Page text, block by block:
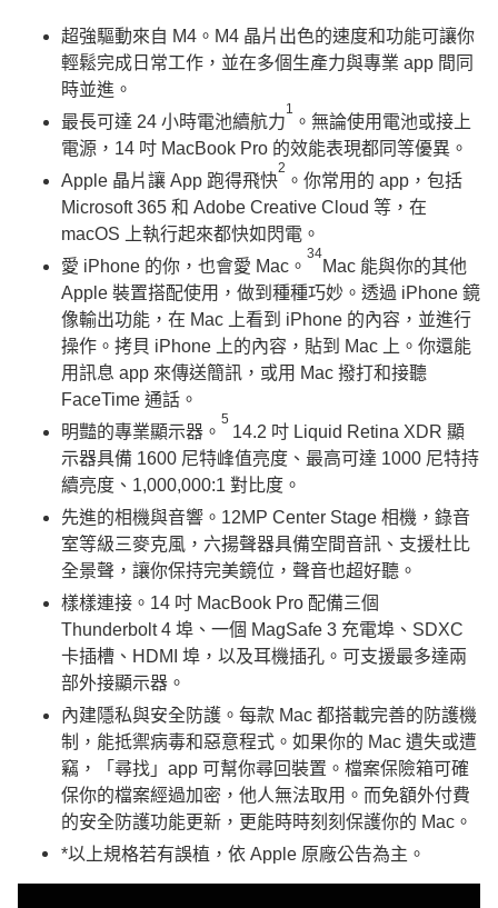
超強驅動來自 M4。M4 晶片出色的速度和功能可讓你
輕鬆完成日常工作，並在多個生產力與專業 app 間同
時並進。
最長可達 24 小時電池續航力
1
。無論使用電池或接上
電源，14 吋 MacBook Pro 的效能表現都同等優異。
Apple 晶片讓 App 跑得飛快
2
。你常用的 app，包括
Microsoft 365 和 Adobe Creative Cloud 等，在
macOS 上執行起來都快如閃電。
愛 iPhone 的你，也會愛 Mac。
34
Mac 能與你的其他
Apple 裝置搭配使用，做到種種巧妙。透過 iPhone 鏡
像輸出功能，在 Mac 上看到 iPhone 的內容，並進行
操作。拷貝 iPhone 上的內容，貼到 Mac 上。你還能
用訊息 app 來傳送簡訊，或用 Mac 撥打和接聽
FaceTime 通話。
明豔的專業顯示器。
5
14.2 吋 Liquid Retina XDR 顯
示器具備 1600 尼特峰值亮度、最高可達 1000 尼特持
續亮度、1,000,000:1 對比度。
先進的相機與音響。12MP Center Stage 相機，錄音
室等級三麥克風，六揚聲器具備空間音訊、支援杜比
全景聲，讓你保持完美鏡位，聲音也超好聽。
樣樣連接。14 吋 MacBook Pro 配備三個
Thunderbolt 4 埠、一個 MagSafe 3 充電埠、SDXC
卡插槽、HDMI 埠，以及耳機插孔。可支援最多達兩
部外接顯示器。
內建隱私與安全防護。每款 Mac 都搭載完善的防護機
制，能抵禦病毒和惡意程式。如果你的 Mac 遺失或遭
竊，「尋找」app 可幫你尋回裝置。檔案保險箱可確
保你的檔案經過加密，他人無法取用。而免額外付費
的安全防護功能更新，更能時時刻刻保護你的 Mac。
*以上規格若有誤植，依 Apple 原廠公告為主。